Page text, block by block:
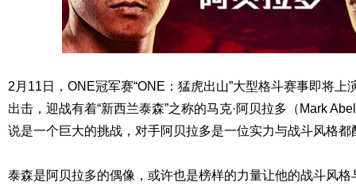
2月11日，ONE冠军赛“ONE：猛虎出山”大型格斗赛事即将上
出击，迎战有着“新西兰泰森”之称的马克·阿贝拉多（Mark
说是一个巨大的挑战，对手阿贝拉多是一位实力与战斗风格都
泰森是阿贝拉多的偶像，或许也是榜样的力量让他的战斗风